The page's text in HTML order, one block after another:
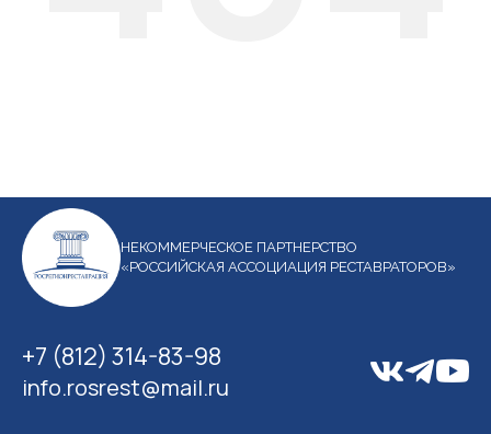
НЕКОММЕРЧЕСКОЕ ПАРТНЕРСТВО
«РОССИЙСКАЯ АССОЦИАЦИЯ РЕСТАВРАТОРОВ»
+7 (812) 314-83-98
info.rosrest@mail.ru